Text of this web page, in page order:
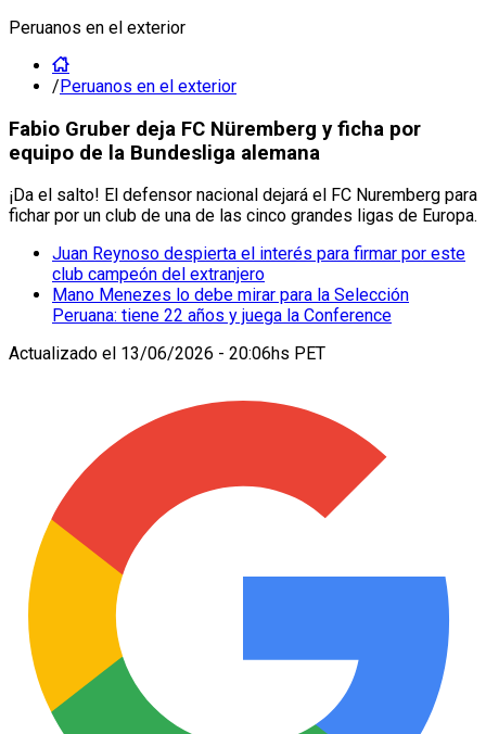
Peruanos en el exterior
/Peruanos en el exterior
Fabio Gruber deja FC Nüremberg y ficha por
equipo de la Bundesliga alemana
¡Da el salto! El defensor nacional dejará el FC Nuremberg para
fichar por un club de una de las cinco grandes ligas de Europa.
Juan Reynoso despierta el interés para firmar por este
club campeón del extranjero
Mano Menezes lo debe mirar para la Selección
Peruana: tiene 22 años y juega la Conference
Actualizado el 13/06/2026 - 20:06hs PET